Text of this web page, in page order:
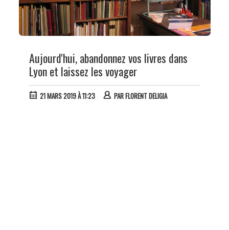
Aujourd'hui, abandonnez vos livres dans
Lyon et laissez les voyager
21 MARS 2019 À 11:23 PARFLORENT DELIGIA